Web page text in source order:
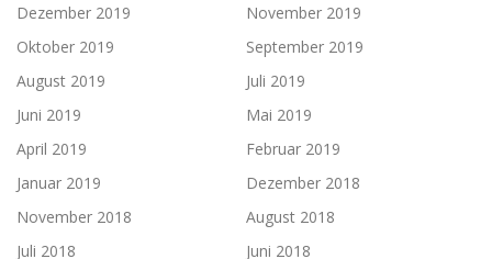
Dezember 2019
November 2019
Oktober 2019
September 2019
August 2019
Juli 2019
Juni 2019
Mai 2019
April 2019
Februar 2019
Januar 2019
Dezember 2018
November 2018
August 2018
Juli 2018
Juni 2018